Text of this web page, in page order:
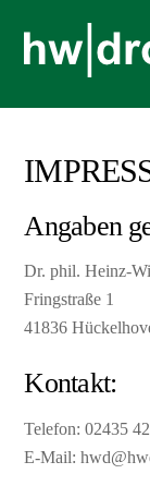
content
Angaben
Dr. phil. Heinz-
Fringstraße 1
41836
Kontakt:
Telefon: 02435
E-Mail: